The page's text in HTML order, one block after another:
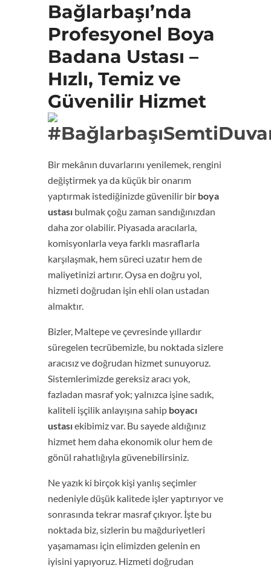
Bağlarbaşı’nda
Profesyonel Boya
Badana Ustası –
Hızlı, Temiz ve
Güvenilir Hizmet
Bir mekânın duvarlarını yenilemek, rengini
değiştirmek ya da küçük bir onarım
yaptırmak istediğinizde güvenilir bir boya
ustası bulmak çoğu zaman sandığınızdan
daha zor olabilir. Piyasada aracılarla,
komisyonlarla veya farklı masraflarla
karşılaşmak, hem süreci uzatır hem de
maliyetinizi artırır. Oysa en doğru yol,
hizmeti doğrudan işin ehli olan ustadan
almaktır.
Bizler, Maltepe ve çevresinde yıllardır
süregelen tecrübemizle, bu noktada sizlere
aracısız ve doğrudan hizmet sunuyoruz.
Sistemlerimizde gereksiz aracı yok,
fazladan masraf yok; yalnızca işine sadık,
kaliteli işçilik anlayışına sahip boyacı
ustasıekibimiz var. Bu sayede aldığınız
hizmet hem daha ekonomik olur hem de
gönül rahatlığıyla güvenebilirsiniz.
Ne yazık ki birçok kişi yanlış seçimler
nedeniyle düşük kalitede işler yaptırıyor ve
sonrasında tekrar masraf çıkıyor. İşte bu
noktada biz, sizlerin bu mağduriyetleri
yaşamaması için elimizden gelenin en
iyisini yapıyoruz. Hizmeti doğrudan